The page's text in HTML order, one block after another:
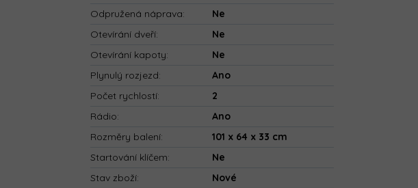
Odpružená náprava:
Ne
Otevírání dveří:
Ne
Otevírání kapoty:
Ne
Plynulý rozjezd:
Ano
Počet rychlostí:
2
Rádio:
Ano
Rozměry balení:
101 x 64 x 33 cm
Startování klíčem:
Ne
Stav zboží:
Nové